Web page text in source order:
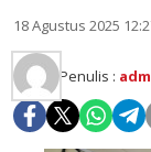
18 Agustus 2025
Penulis :